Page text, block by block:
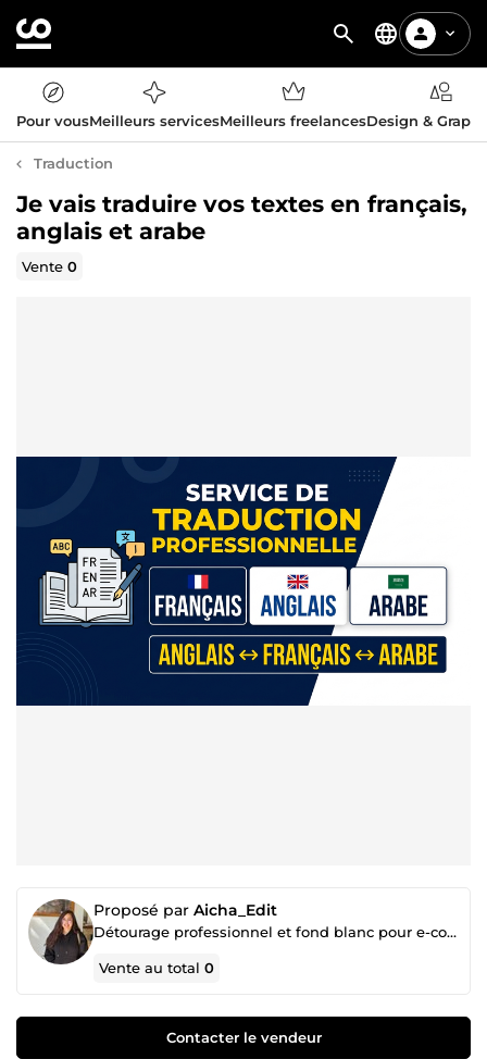
Pour vousMeilleurs servicesMeilleurs freelancesDesign &
Traduction
Je vais traduire vos textes en français,
anglais et arabe
Vente0
Proposé par Aicha_Edit
Détourage professionnel et fond blanc pour e-commerce.
Vente au total0
Contacter le vendeur